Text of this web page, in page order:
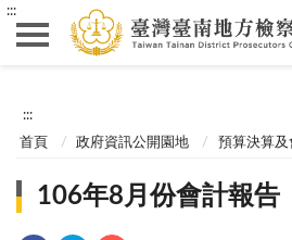
:::
:::
首頁 政府資訊公開園地 預算決算及
106年8月份會計報告